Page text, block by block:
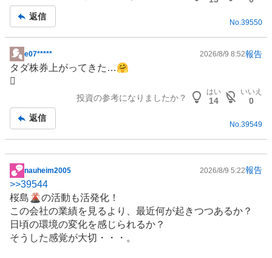
事
返信
No.39550
掲
示
板
e07***** 2026/8/9 8:52報告
タダ株券上がってきた…🤗
🪎
投資の参考になりましたか？
はい
14
いいえ
0
返信
No. 39549
掲
示
板
記
事
nauheim2005 2026/8/9 5:22報告
>>39544
桜島🌋の活動も活発化！
この会社の業績を見るより、最近何が起きつつあるか？
日頃の環境の変化を感じられるか？
そうした感覚が大切・・・。